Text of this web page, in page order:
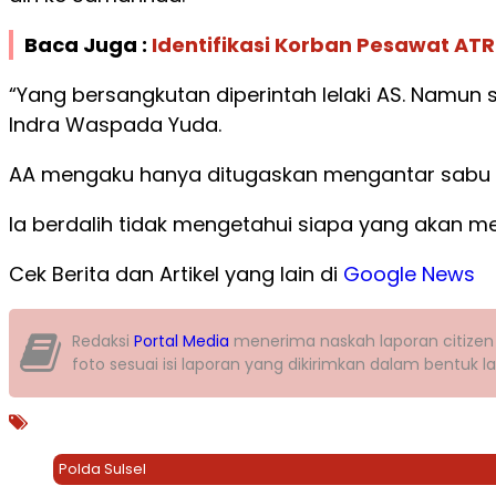
Baca Juga : Identifikasi Korban Pesawat
“Yang bersangkutan diperintah lelaki AS.
Indra Waspada Yuda.
AA mengaku hanya ditugaskan mengantar
Ia berdalih tidak mengetahui siapa yang akan
Cek Berita dan Artikel yang lain di Google News
Redaksi Portal Media menerima naskah laporan
foto sesuai isi laporan yang dikirimkan dalam bentuk
Polda Sulsel